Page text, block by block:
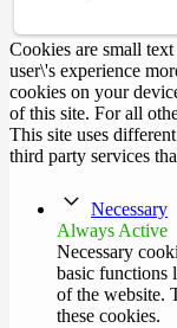
Cookies are small
user\'s experience
cookies on your
of this site. For all
This site uses
third party services
Necessary
Always Active
Necessary
basic functions
of the website.
these cookies.